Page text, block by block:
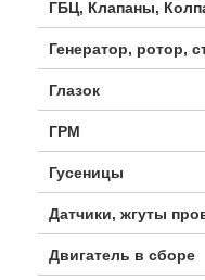
ГБЦ, Клапаны,
Генератор, ротор,
Глазок
ГРМ
Гусеницы
Датчики, жгуты
Двигатель в сборе